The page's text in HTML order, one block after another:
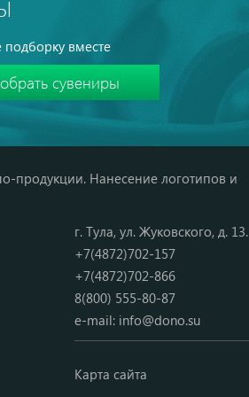
подборку вместе
продукции. Нанесение логотипов и
г. Тула, ул. Жуковского, д. 13.
+7(4872)702-157
+7(4872)702-866
8(800) 555-80-87
e-mail: info@dono.su
Карта сайта